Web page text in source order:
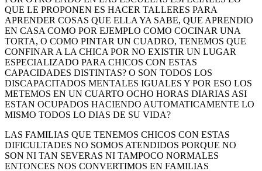
QUE LE PROPONEN ES HACER TALLERES PARA
APRENDER COSAS QUE ELLA YA SABE, QUE APRENDIO
EN CASA COMO POR EJEMPLO COMO COCINAR UNA
TORTA, O COMO PINTAR UN CUADRO, TENEMOS QUE
CONFINAR A LA CHICA POR NO EXISTIR UN LUGAR
ESPECIALIZADO PARA CHICOS CON ESTAS
CAPACIDADES DISTINTAS? O SON TODOS LOS
DISCAPACITADOS MENTALES IGUALES Y POR ESO LOS
METEMOS EN UN CUARTO OCHO HORAS DIARIAS ASI
ESTAN OCUPADOS HACIENDO AUTOMATICAMENTE LO
MISMO TODOS LO DIAS DE SU VIDA?
LAS FAMILIAS QUE TENEMOS CHICOS CON ESTAS
DIFICULTADES NO SOMOS ATENDIDOS PORQUE NO
SON NI TAN SEVERAS NI TAMPOCO NORMALES
ENTONCES NOS CONVERTIMOS EN FAMILIAS